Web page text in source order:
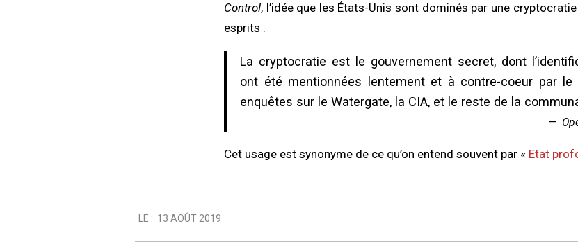
Control, l’idée que les États-Unis sont dominés par une
esprits :
La cryptocratie est le gouvernement secret, dont
ont été mentionnées lentement et à contre-coeur par
enquêtes sur le Watergate, la CIA, et le reste de la
Cet usage est synonyme de ce qu’on entend souvent par « Etat
08-
13
LE : 13 AOÛT 2019